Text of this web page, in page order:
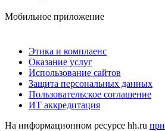
Мобильное приложение
Этика и комплаенс
Оказание услуг
Использование сайтов
Защита персональных данных
Пользовательское соглашение
ИТ аккредитация
На информационном ресурсе hh.ru